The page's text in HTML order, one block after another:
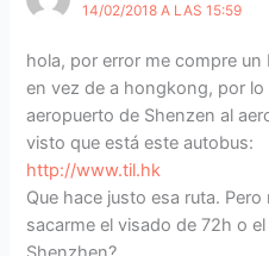
14/02/2018 A LAS 15:59
hola, por error me compre
en vez de a hongkong, por lo
aeropuerto de Shenzen al
visto que está este autobus:
http://www.til.hk
Que hace justo esa ruta.
sacarme el visado de 72h o